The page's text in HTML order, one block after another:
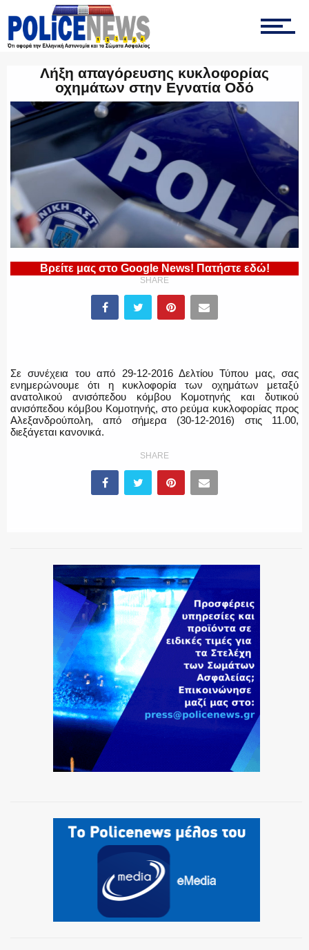
ΟΠΚΕ
ΟΜΑΔΑ “Ζ”
ΕΚΑΜ
ΕΛΛΗΝΙΚΗ ΑΣΤΥΝΟΜΙΑ
ΕΝΟΠΛΕΣ ΔΥΝΑΜΕΙΣ
ΑΣΤΥΝΟΜΙΚΟ ΡΕΠΟΡΤΑΖ
Λήξη απαγόρευσης κυκλοφορίας
οχημάτων στην Εγνατία Οδό
Βρείτε μας στο Google News! Πατήστε εδώ!
SHARE
Σε συνέχεια του από 29-12-2016 Δελτίου Τύπου μας, σας
ενημερώνουμε ότι η κυκλοφορία των οχημάτων μεταξύ
ανατολικού ανισόπεδου κόμβου Κομοτηνής και δυτικού
ανισόπεδου κόμβου Κομοτηνής, στο ρεύμα κυκλοφορίας προς
Αλεξανδρούπολη, από σήμερα (30-12-2016) στις 11.00,
διεξάγεται κανονικά.
SHARE